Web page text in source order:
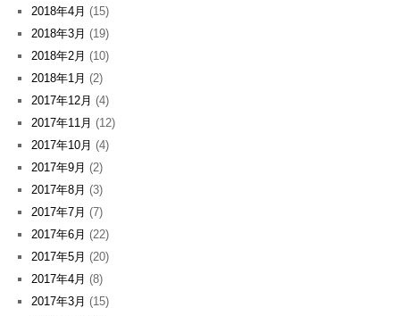
2018年4月 (15)
2018年3月 (19)
2018年2月 (10)
2018年1月 (2)
2017年12月 (4)
2017年11月 (12)
2017年10月 (4)
2017年9月 (2)
2017年8月 (3)
2017年7月 (7)
2017年6月 (22)
2017年5月 (20)
2017年4月 (8)
2017年3月 (15)